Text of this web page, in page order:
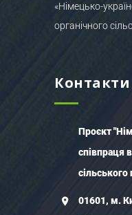
«Німецько-
органічного
Контакти
Проєкт
співпраця
сільського
01601, м.